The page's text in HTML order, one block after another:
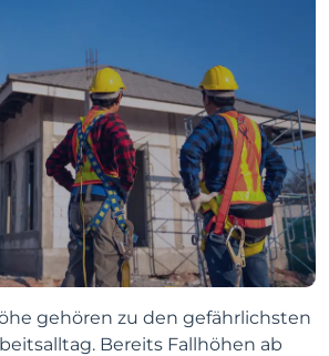
gehören zu den gefährlichsten
Bereits Fallhöhen ab